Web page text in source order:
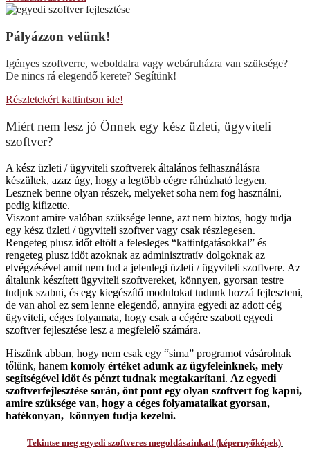
Pályázzon velünk!
Igényes szoftverre, weboldalra vagy webáruházra van szüksége?
De nincs rá elegendő kerete? Segítünk!
Részletekért kattintson ide!
Miért nem lesz jó Önnek egy kész üzleti, ügyviteli
szoftver?
A kész üzleti / ügyviteli szoftverek általános felhasználásra
készültek, azaz úgy, hogy a legtöbb cégre ráhúzható legyen.
Lesznek benne olyan részek, melyeket soha nem fog használni,
pedig kifizette.
Viszont amire valóban szüksége lenne, azt nem biztos, hogy tudja
egy kész üzleti / ügyviteli szoftver vagy csak részlegesen.
Rengeteg plusz időt eltölt a felesleges “kattintgatásokkal” és
rengeteg plusz időt azoknak az adminisztratív dolgoknak az
elvégzésével amit nem tud a jelenlegi üzleti / ügyviteli szoftvere. Az
általunk készített ügyviteli szoftvereket, könnyen, gyorsan testre
tudjuk szabni, és egy kiegészítő modulokat tudunk hozzá fejleszteni,
de van ahol ez sem lenne elegendő, annyira egyedi az adott cég
ügyviteli, céges folyamata, hogy csak a cégére szabott egyedi
szoftver fejlesztése lesz a megfelelő számára.
Hiszünk abban, hogy nem csak egy “sima” programot vásárolnak
tőlünk, hanem komoly értéket adunk az ügyfeleinknek, mely
segítségével időt és pénzt tudnak megtakarítani. Az egyedi
szoftverfejlesztése során, önt pont egy olyan szoftvert fog kapni,
amire szüksége van, hogy a céges folyamataikat gyorsan,
hatékonyan, könnyen tudja kezelni.
Tekintse meg egyedi szoftveres megoldásainkat! (képernyőképek)